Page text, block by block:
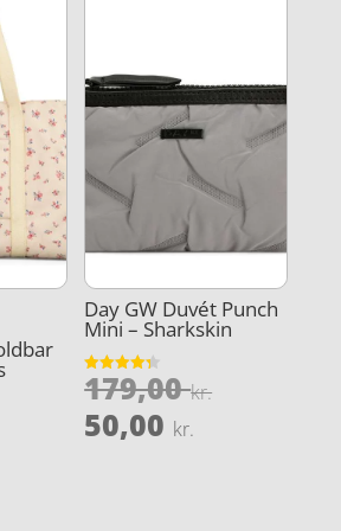
Day GW Duvét Punch
Mini – Sharkskin
Vurderet
4.3
179,00kr.Den
50,00 kr.